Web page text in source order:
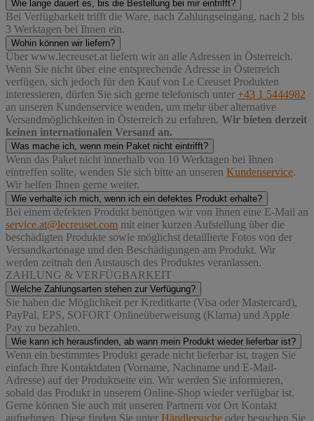
Wie lange dauert es, bis die Bestellung bei mir eintrifft?
Bei Verfügbarkeit trifft die Ware, nach Zahlungseingang, nach 2 bis
3 Werktagen bei Ihnen ein.
Wohin können wir liefern?
Über www.lecreuset.at liefern wir an alle Adressen in Österreich.
Wenn Sie nicht über eine entsprechende Adresse in Österreich
verfügen, sich jedoch für den Kauf von Le Creuset Produkten
interessieren, dürfen Sie sich gerne telefonisch unter +43 1 5444982
an unseren Kundenservice wenden, um mehr über alternative
Versandmöglichkeiten in Österreich zu erfahren. Wir bieten derzeit
keinen internationalen Versand an.
Was mache ich, wenn mein Paket nicht eintrifft?
Wenn das Paket nicht innerhalb von 10 Werktagen bei Ihnen
eintreffen sollte, wenden Sie sich bitte an unseren Kundenservice.
Wir helfen Ihnen gerne weiter.
Wie verhalte ich mich, wenn ich ein defektes Produkt erhalte?
Bei einem defekten Produkt benötigen wir von Ihnen eine E-Mail an
service.at@lecreuset.com mit einer kurzen Aufstellung über die
beschädigten Produkte sowie möglichst detaillierte Fotos von der
Versandkartonage und den Beschädigungen am Produkt. Wir
werden zeitnah den Austausch des Produktes veranlassen.
ZAHLUNG & VERFÜGBARKEIT
Welche Zahlungsarten stehen zur Verfügung?
Sie haben die Möglichkeit per Kreditkarte (Visa oder Mastercard),
PayPal, EPS, SOFORT Onlineüberweisung (Klarna) und Apple
Pay zu bezahlen.
Wie kann ich herausfinden, ab wann mein Produkt wieder lieferbar ist?
Wenn ein bestimmtes Produkt gerade nicht lieferbar ist, tragen Sie
einfach Ihre Kontaktdaten (Vorname, Nachname und E-Mail-
Adresse) auf der Produktseite ein. Wir werden Sie informieren,
sobald das Produkt in unserem Online-Shop wieder verfügbar ist.
Gerne können Sie auch mit unseren Partnern vor Ort Kontakt
aufnehmen. Diese finden Sie unter Händlersuche oder besuchen Sie